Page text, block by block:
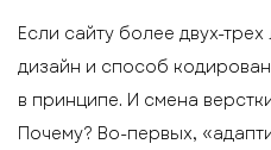
Если сайту более двух-трех
дизайн и способ
в принципе. И смена
Почему? Во-первых,